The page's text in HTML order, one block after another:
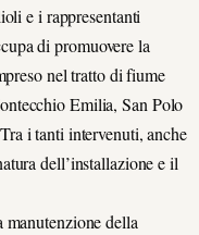
e i rappresentanti
di promuovere la
nel tratto di fiume
Emilia, San Polo
i tanti intervenuti, anche
dell’installazione e il
della